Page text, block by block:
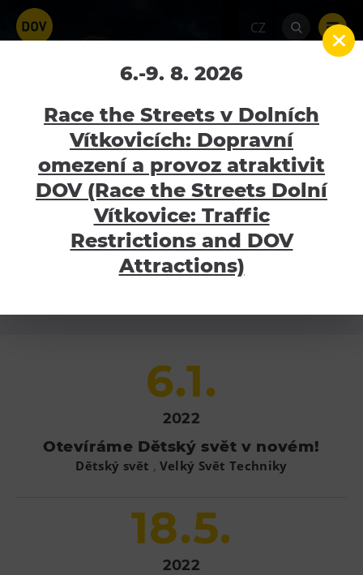
CZ
Dětský svět
Home Aktuality Dětský svět
Atraktivity
Bolt Tower
Velký svět techniky
Malý svět techniky U6
Gong
Lezecká stěna
Národní zemědělské muzeum
Nejbližší akce
6.1.
2022
Otevíráme Dětský svět v novém!
Dětský svět , Velký Svět Techniky
18.5.
2022
6.-9. 8. 2026
Race the Streets v Dolních
Vítkovicích: Dopravní
omezení a provoz atraktivit
DOV (Race the Streets Dolní
Vítkovice: Traffic
Restrictions and DOV
Attractions)